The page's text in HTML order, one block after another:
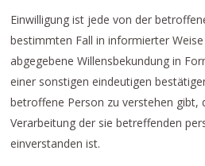
Einwilligung ist jede von der
bestimmten Fall in informierter
abgegebene Willensbekundung in
einer sonstigen eindeutigen
betroffene Person zu verstehen gibt,
Verarbeitung der sie betreffenden
einverstanden ist.